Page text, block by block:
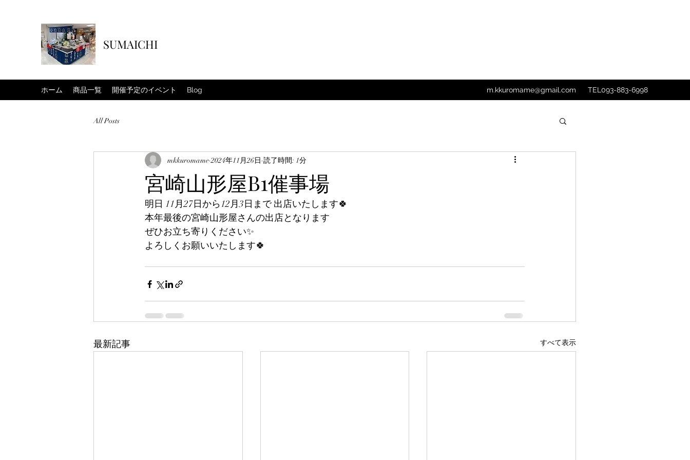
SUMAICHI
ホーム 商品一覧 開催予定のイベント Blog m.kkuromame@gmail.com TEL093-883-6998
All Posts
宮崎山形屋B1催事場
mkkuromame 2024年11月26日 読了時間: 1分
明日 11月27日から12月3日まで 出店いたします🍀
本年最後の宮崎山形屋さんの出店となります
ぜひお立ち寄りください✨
よろしくお願いいたします🍀
最新記事 すべて表示